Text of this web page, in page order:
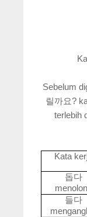
Sebelum
릴까요?
terlebih
Kata
돕다
들다